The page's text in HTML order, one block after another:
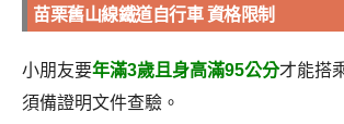
苗栗舊山線鐵道自行車 資格限制
小朋友要年滿3歲且身高滿95公分才能搭
須備證明文件查驗。